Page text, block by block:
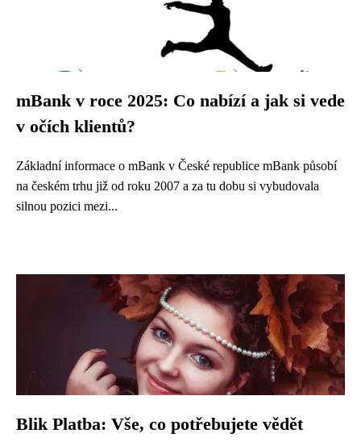
mBank v roce 2025: Co nabízí a jak si vede
v očích klientů?
Základní informace o mBank v České republice mBank působí
na českém trhu již od roku 2007 a za tu dobu si vybudovala
silnou pozici mezi...
Blik Platba: Vše, co potřebujete vědět